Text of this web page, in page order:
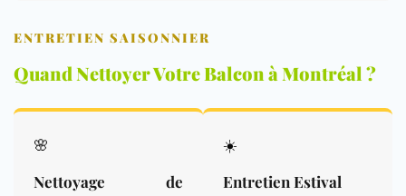
ENTRETIEN SAISONNIER
Quand Nettoyer Votre Balcon à Montréal ?
🌸
Nettoyage de
☀️
Entretien Estival